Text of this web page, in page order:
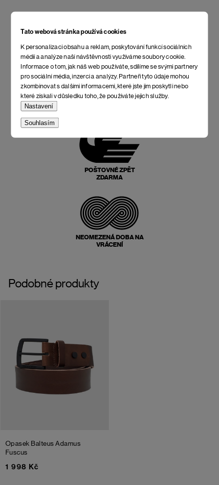
Tato webová stránka používá cookies
K personalizaci obsahu a reklam, poskytování funkcí sociálních
médií a analýze naší návštěvnosti využíváme soubory cookie.
Informace o tom, jak náš web používáte, sdílíme se svými partnery
pro sociální média, inzerci a analýzy. Partneři tyto údaje mohou
zkombinovat s dalšími informacemi, které jste jim poskytli nebo
které získali v důsledku toho, že používáte jejich služby.
Nastavení
Souhlasím
POŠTOVNÉ ZPĚT
ZDARMA
NEOMEZENÁ DOBA NA
VRÁCENÍ
Podobné produkty
Opasek Balteus Adamus
Fuscus
1 998 Kč